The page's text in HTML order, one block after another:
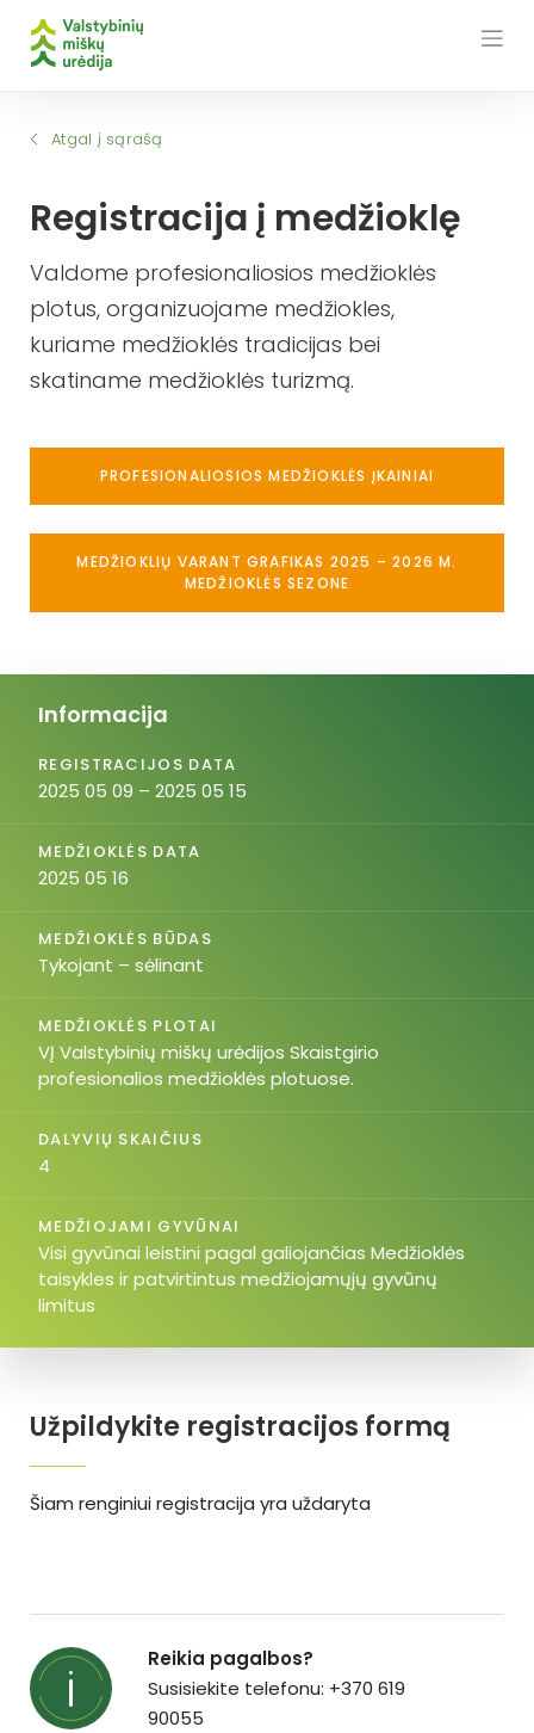
Atgal į sąrašą
Registracija į medžioklę
Valdome profesionaliosios medžioklės
plotus, organizuojame medžiokles,
kuriame medžioklės tradicijas bei
skatiname medžioklės turizmą.
PROFESIONALIOSIOS MEDŽIOKLĖS ĮKAINIAI
MEDŽIOKLIŲ VARANT GRAFIKAS 2025 – 2026 M.
MEDŽIOKLĖS SEZONE
Užpildykite registracijos formą
Šiam renginiui registracija yra uždaryta
Informacija
REGISTRACIJOS DATA
2025 05 09 – 2025 05 15
MEDŽIOKLĖS DATA
2025 05 16
MEDŽIOKLĖS BŪDAS
Tykojant – sėlinant
MEDŽIOKLĖS PLOTAI
VĮ Valstybinių miškų urėdijos Skaistgirio
profesionalios medžioklės plotuose.
DALYVIŲ SKAIČIUS
4
MEDŽIOJAMI GYVŪNAI
Visi gyvūnai leistini pagal galiojančias Medžioklės
taisykles ir patvirtintus medžiojamųjų gyvūnų
limitus
Reikia pagalbos?
Susisiekite telefonu: +370 619
90055